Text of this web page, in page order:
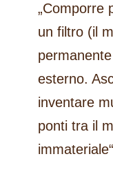
„Comporre
un filtro (il
esterno.
inventare
ponti tra il
immateriale“